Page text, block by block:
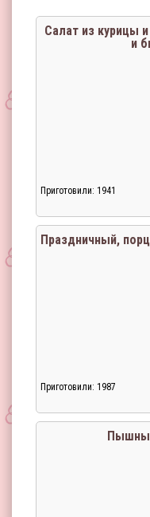
Салат из курицы
и
Приготовили: 1941
Праздничный,
Приготовили: 1987